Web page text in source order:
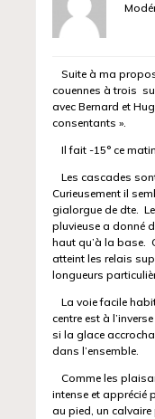
Suite à ma
couennes à trois
avec Bernard et
consentants ».
Il fait -15° ce
Les cascades
Curieusement il
gialorgue de dte.
pluvieuse a donné
haut qu’à la base.
atteint les relais
longueurs
La voie facile
centre est à
si la glace
dans l’ensemble.
Comme les
intense et apprécié
au pied, un calvaire